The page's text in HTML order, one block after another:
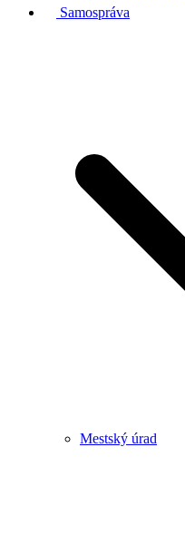
Samospráva
Mestský úrad